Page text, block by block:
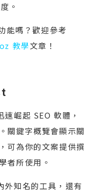
。
能嗎？歡迎參考
教學文章！
速崛起 SEO 軟體，
關鍵字概覽會顯示關
可為你的文案提供撰
者所使用。
知名的工具，還有